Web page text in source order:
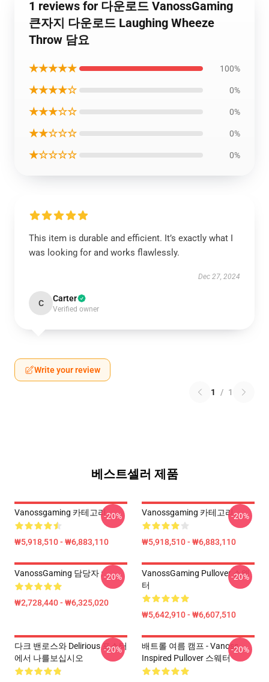
1 reviews for 다운로드 VanossGaming
큰자지 다운로드 Laughing Wheeze
Throw 담요
★★★★★ 100%
★★★★☆ 0%
★★★☆☆ 0%
★★☆☆☆ 0%
★☆☆☆☆ 0%
This item is durable and efficient. It’s exactly what I
was looking for and works flawlessly.
Dec 27, 2024
C Carter
Verified owner
Write your review
1 / 1
베스트셀러 제품
Vanossgaming 카테고리
₩5,918,510 - ₩6,883,110
-20% Vanossgaming 카테고리
₩5,918,510 - ₩6,883,110
-20%
VanossGaming 담당자 :
₩2,728,440 - ₩6,325,020
-20%
VanossGaming Pullover 스웨
터
₩5,642,910 - ₩6,607,510
-20%
다크 밴로스와 Delirious 포스터
에서 나를보십시오
-20%
배트롤 여름 캠프 - Vanoss
Inspired Pullover 스웨터
-20%